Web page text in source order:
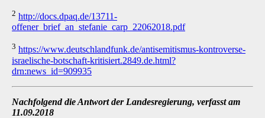
2 http://docs.dpaq.de/13711-
offener_brief_an_stefanie_carp_22062018.pdf
3 https://www.deutschlandfunk.de/antisemitismus-kontroverse-
israelische-botschaft-kritisiert.2849.de.html?
drn:news_id=909935
Nachfolgend die Antwort der Landesregierung, verfasst am
11.09.2018